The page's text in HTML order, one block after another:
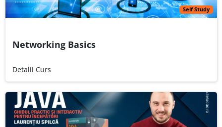
Self Study
Networking Basics
Detalii Curs